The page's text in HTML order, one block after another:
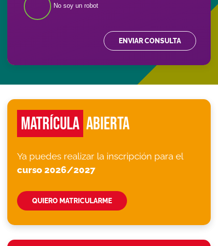
No soy un robot
ENVIAR CONSULTA
MATRÍCULA ABIERTA
Ya puedes realizar la inscripción para el
curso 2026/2027
QUIERO MATRICULARME